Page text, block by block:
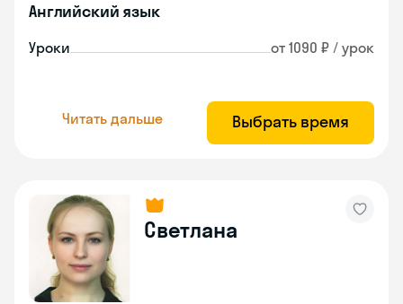
Английский язык
Уроки от 1090 ₽ / урок
Читать дальше Выбрать время
Светлана